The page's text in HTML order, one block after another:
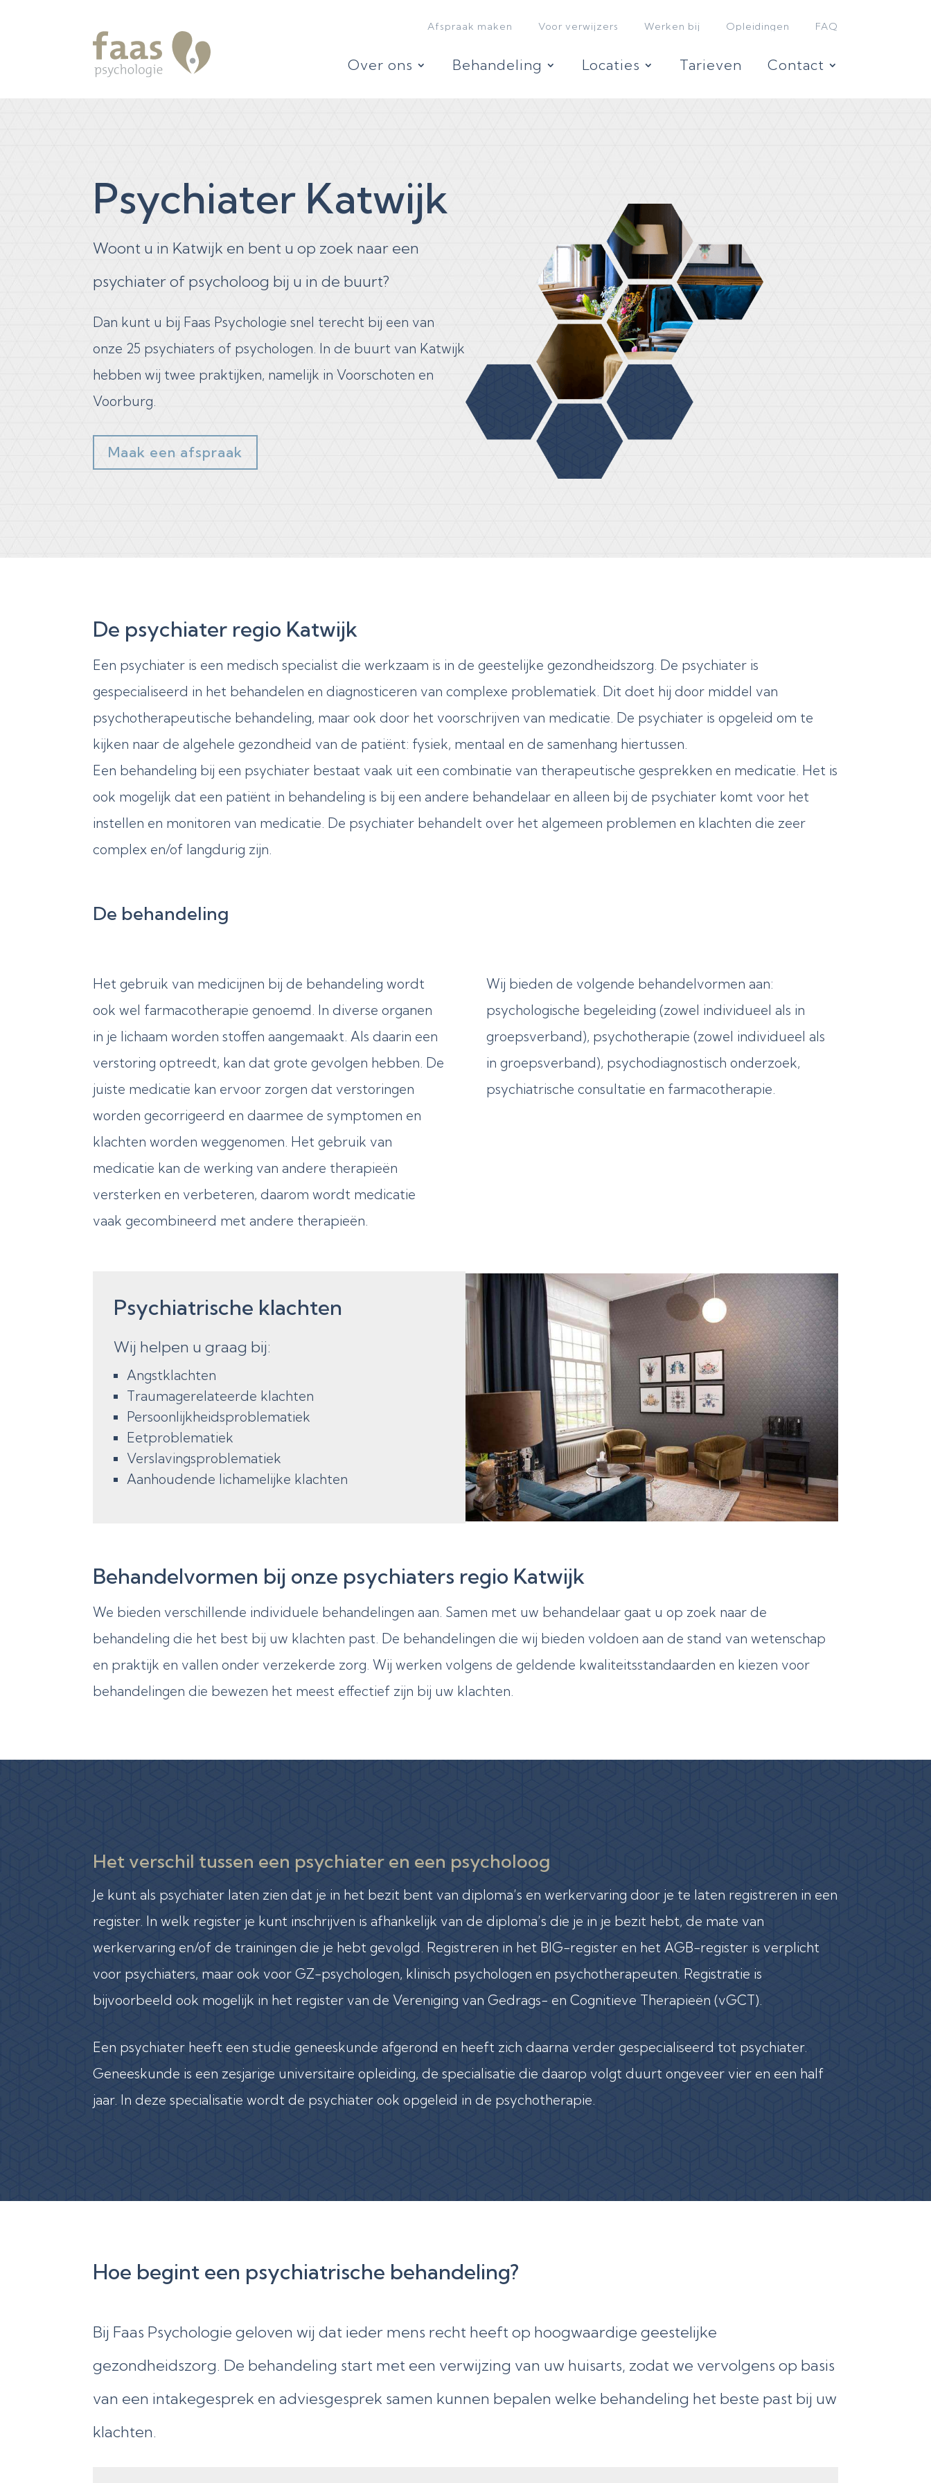
Afspraak maken Voor verwijzers Werken bij Opleidingen FAQ
Over ons Behandeling Locaties Tarieven Contact
Psychiater Katwijk
Woont u in Katwijk en bent u op zoek naar een
psychiater of psycholoog bij u in de buurt?
Dan kunt u bij Faas Psychologie snel terecht bij een van
onze 25 psychiaters of psychologen. In de buurt van Katwijk
hebben wij twee praktijken, namelijk in Voorschoten en
Voorburg.
Maak een afspraak
De psychiater regio Katwijk
Een psychiater is een medisch specialist die werkzaam is in de geestelijke gezondheidszorg. De psychiater is
gespecialiseerd in het behandelen en diagnosticeren van complexe problematiek. Dit doet hij door middel van
psychotherapeutische behandeling, maar ook door het voorschrijven van medicatie. De psychiater is opgeleid om te
kijken naar de algehele gezondheid van de patiënt: fysiek, mentaal en de samenhang hiertussen.
Een behandeling bij een psychiater bestaat vaak uit een combinatie van therapeutische gesprekken en medicatie. Het is
ook mogelijk dat een patiënt in behandeling is bij een andere behandelaar en alleen bij de psychiater komt voor het
instellen en monitoren van medicatie. De psychiater behandelt over het algemeen problemen en klachten die zeer
complex en/of langdurig zijn.
De behandeling
Het gebruik van medicijnen bij de behandeling wordt
ook wel farmacotherapie genoemd. In diverse organen
in je lichaam worden stoffen aangemaakt. Als daarin een
verstoring optreedt, kan dat grote gevolgen hebben. De
juiste medicatie kan ervoor zorgen dat verstoringen
worden gecorrigeerd en daarmee de symptomen en
klachten worden weggenomen. Het gebruik van
medicatie kan de werking van andere therapieën
versterken en verbeteren, daarom wordt medicatie
vaak gecombineerd met andere therapieën.
Wij bieden de volgende behandelvormen aan:
psychologische begeleiding (zowel individueel als in
groepsverband), psychotherapie (zowel individueel als
in groepsverband), psychodiagnostisch onderzoek,
psychiatrische consultatie en farmacotherapie.
Psychiatrische klachten
Wij helpen u graag bij:
Angstklachten
Traumagerelateerde klachten
Persoonlijkheidsproblematiek
Eetproblematiek
Verslavingsproblematiek
Aanhoudende lichamelijke klachten
Behandelvormen bij onze psychiaters regio Katwijk
We bieden verschillende individuele behandelingen aan. Samen met uw behandelaar gaat u op zoek naar de
behandeling die het best bij uw klachten past. De behandelingen die wij bieden voldoen aan de stand van wetenschap
en praktijk en vallen onder verzekerde zorg. Wij werken volgens de geldende kwaliteitsstandaarden en kiezen voor
behandelingen die bewezen het meest effectief zijn bij uw klachten.
Het verschil tussen een psychiater en een psycholoog
Je kunt als psychiater laten zien dat je in het bezit bent van diploma’s en werkervaring door je te laten registreren in een
register. In welk register je kunt inschrijven is afhankelijk van de diploma’s die je in je bezit hebt, de mate van
werkervaring en/of de trainingen die je hebt gevolgd. Registreren in het BIG-register en het AGB-register is verplicht
voor psychiaters, maar ook voor GZ-psychologen, klinisch psychologen en psychotherapeuten. Registratie is
bijvoorbeeld ook mogelijk in het register van de Vereniging van Gedrags- en Cognitieve Therapieën (vGCT).
Een psychiater heeft een studie geneeskunde afgerond en heeft zich daarna verder gespecialiseerd tot psychiater.
Geneeskunde is een zesjarige universitaire opleiding, de specialisatie die daarop volgt duurt ongeveer vier en een half
jaar. In deze specialisatie wordt de psychiater ook opgeleid in de psychotherapie.
Hoe begint een psychiatrische behandeling?
Bij Faas Psychologie geloven wij dat ieder mens recht heeft op hoogwaardige geestelijke
gezondheidszorg. De behandeling start met een verwijzing van uw huisarts, zodat we vervolgens op basis
van een intakegesprek en adviesgesprek samen kunnen bepalen welke behandeling het beste past bij uw
klachten.